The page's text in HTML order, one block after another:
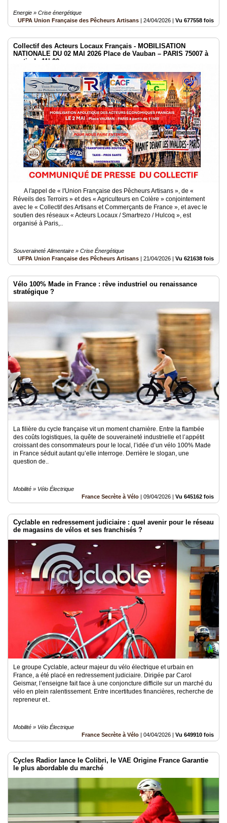
Energie » Crise énergétique
UFPA Union Française des Pêcheurs Artisans | 24/04/2026 | Vu 677558 fois
Collectif des Acteurs Locaux Français - MOBILISATION
NATIONALE DU 02 MAI 2026 Place de Vauban – PARIS 75007 à
partir de 11h00
A l'appel de « l'Union Française des Pêcheurs Artisans », de «
Réveils des Terroirs » et des « Agriculteurs en Colère » conjointement
avec le « Collectif des Artisans et Commerçants de France », et avec le
soutien des réseaux « Acteurs Locaux / Smartrezo / Hulcoq », est
organisé à Paris,..
Souveraineté Alimentaire » Crise Énergétique
UFPA Union Française des Pêcheurs Artisans | 21/04/2026 | Vu 621638 fois
Vélo 100% Made in France : rêve industriel ou renaissance
stratégique ?
La filière du cycle française vit un moment charnière. Entre la flambée
des coûts logistiques, la quête de souveraineté industrielle et l’appétit
croissant des consommateurs pour le local, l’idée d’un vélo 100% Made
in France séduit autant qu’elle interroge. Derrière le slogan, une
question de..
Mobilité » Vélo Électrique
France Secrète à Vélo | 09/04/2026 | Vu 645162 fois
Cyclable en redressement judiciaire : quel avenir pour le réseau
de magasins de vélos et ses franchisés ?
Le groupe Cyclable, acteur majeur du vélo électrique et urbain en
France, a été placé en redressement judiciaire. Dirigée par Carol
Geismar, l’enseigne fait face à une conjoncture difficile sur un marché du
vélo en plein ralentissement. Entre incertitudes financières, recherche de
repreneur et..
Mobilité » Vélo Électrique
France Secrète à Vélo | 04/04/2026 | Vu 649910 fois
Cycles Radior lance le Colibri, le VAE Origine France Garantie
le plus abordable du marché